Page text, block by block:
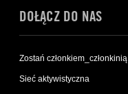
DOŁĄCZ DO NAS
Zostań członkiem_członkinią
Sieć aktywistyczna